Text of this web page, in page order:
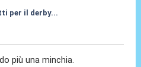
per il derby...
più una minchia.